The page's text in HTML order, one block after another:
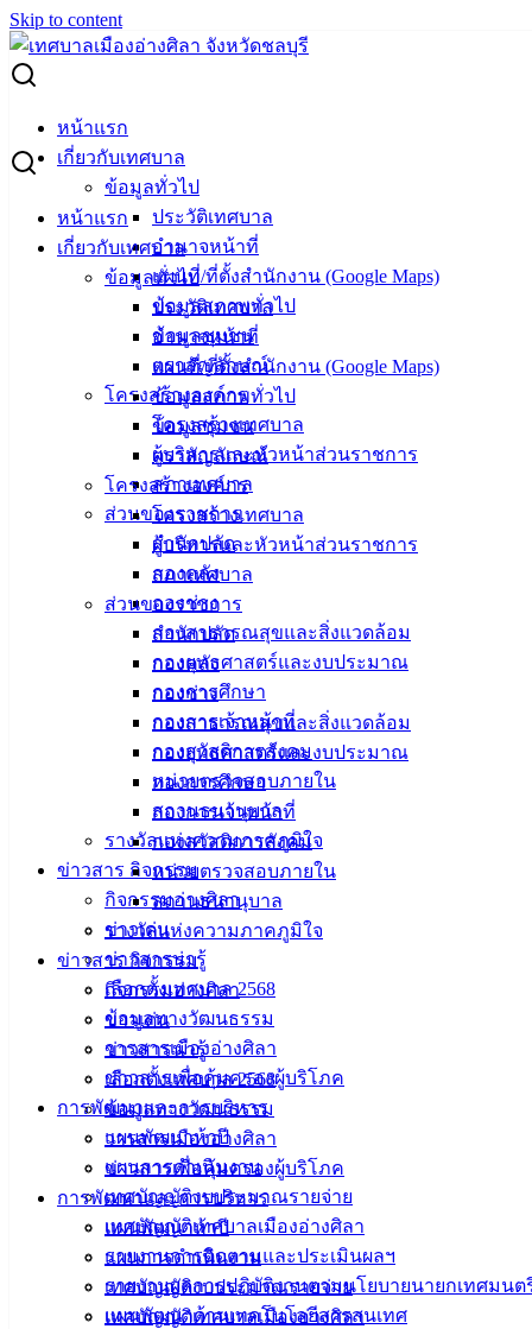
Skip to content
หน้าแรก
เกี่ยวกับเทศบาล
ข้อมูลทั่วไป
ประวัติเทศบาล
อำนาจหน้าที่
แผนที่/ที่ตั้งสำนักงาน (Google Maps)
ข้อมูลสภาพทั่วไป
ข้อมูลชุมชน
ตราสัญลักษณ์
โครงสร้างองค์กร
โครงสร้างเทศบาล
ผู้บริหารและหัวหน้าส่วนราชการ
สภาเทศบาล
ส่วนของราชการ
สำนักปลัด
กองคลัง
กองช่าง
กองสาธารณสุขและสิ่งแวดล้อม
กองยุทธศาสตร์และงบประมาณ
กองการศึกษา
กองการเจ้าหน้าที่
กองสวัสดิการสังคม
หน่วยตรวจสอบภายใน
สถานธนานุบาล
รางวัลแห่งความภาคภูมิใจ
ข่าวสาร กิจกรรม
กิจกรรมอ่างศิลา
ข่าวเด่น
ข่าวสารน่ารู้
เลือกตั้งเทศบาล 2568
ข้อมูลทางวัฒนธรรม
วารสารเมืองอ่างศิลา
ข่าวสารเพื่อคุ้มครองผู้บริโภค
การพัฒนาและการบริหาร
แผนพัฒนาห้าปี
แผนการดำเนินงาน
เทศบัญญัติงบประมาณรายจ่าย
เทศบัญญัติเทศบาลเมืองอ่างศิลา
รายงานการติดตามและประเมินผลฯ
รายงานผลการปฏิบัติงานตามนโยบายนายกเทศมนต
แผนพัฒนาด้านเทคโนโลยีสารสนเทศ
หน้าแรก
เกี่ยวกับเทศบาล
ข้อมูลทั่วไป
ประวัติเทศบาล
อำนาจหน้าที่
แผนที่/ที่ตั้งสำนักงาน (Google Maps)
ข้อมูลสภาพทั่วไป
ข้อมูลชุมชน
ตราสัญลักษณ์
โครงสร้างองค์กร
โครงสร้างเทศบาล
ผู้บริหารและหัวหน้าส่วนราชการ
สภาเทศบาล
ส่วนของราชการ
สำนักปลัด
กองคลัง
กองช่าง
กองสาธารณสุขและสิ่งแวดล้อม
กองยุทธศาสตร์และงบประมาณ
กองการศึกษา
กองการเจ้าหน้าที่
กองสวัสดิการสังคม
หน่วยตรวจสอบภายใน
สถานธนานุบาล
รางวัลแห่งความภาคภูมิใจ
ข่าวสาร กิจกรรม
กิจกรรมอ่างศิลา
ข่าวเด่น
ข่าวสารน่ารู้
เลือกตั้งเทศบาล 2568
ข้อมูลทางวัฒนธรรม
วารสารเมืองอ่างศิลา
ข่าวสารเพื่อคุ้มครองผู้บริโภค
การพัฒนาและการบริหาร
แผนพัฒนาห้าปี
แผนการดำเนินงาน
เทศบัญญัติงบประมาณรายจ่าย
เทศบัญญัติเทศบาลเมืองอ่างศิลา
Search for:
สวัสดีปีใหม่ 2568
สวัสดีปีใหม่ 2568
มกราคม 1, 2025มกราคม 15, 2025
ข่าวสารน่ารู้
สวัสดีปีใหม่ 2568
ขอให้เป็นปีแห่งความสุข
สุขภาพแข็งแรง
โชคดีมั่งมีร่ำรวย
คิดหวังสิ่งใด
ขอให้ประสบความสำเร็จ
ด้วยความปรารถนาดีจาก..เทศบาลเมืองอ่างศิลา